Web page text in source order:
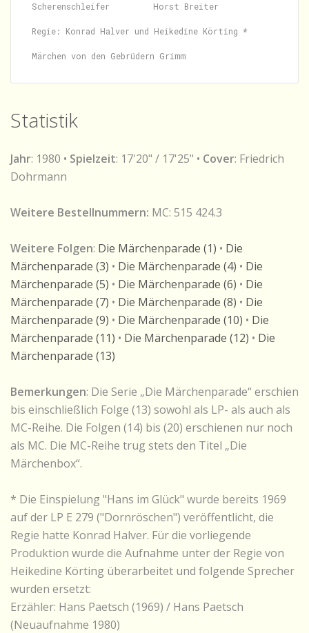
Scherenschleifer         Horst Breiter
Regie: Konrad Halver und Heikedine Körting *
Statistik
Jahr: 1980 • Spielzeit: 17'20" / 17'25" • Cover: Friedrich
Dohrmann
Weitere Bestellnummern: MC: 515 424.3
Weitere Folgen: Die Märchenparade (1) • Die
Märchenparade (3) • Die Märchenparade (4) • Die
Märchenparade (5) • Die Märchenparade (6) • Die
Märchenparade (7) • Die Märchenparade (8) • Die
Märchenparade (9) • Die Märchenparade (10) • Die
Märchenparade (11) • Die Märchenparade (12) • Die
Märchenparade (13)
Bemerkungen: Die Serie „Die Märchenparade“ erschien
bis einschließlich Folge (13) sowohl als LP- als auch als
MC-Reihe. Die Folgen (14) bis (20) erschienen nur noch
als MC. Die MC-Reihe trug stets den Titel „Die
Märchenbox“.
* Die Einspielung "Hans im Glück" wurde bereits 1969
auf der LP E 279 ("Dornröschen") veröffentlicht, die
Regie hatte Konrad Halver. Für die vorliegende
Produktion wurde die Aufnahme unter der Regie von
Heikedine Körting überarbeitet und folgende Sprecher
wurden ersetzt:
Erzähler: Hans Paetsch (1969) / Hans Paetsch
(Neuaufnahme 1980)